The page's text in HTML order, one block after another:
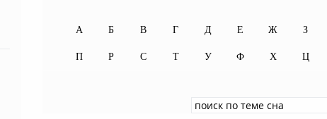
А Б В Г Д Е Ж
П Р С Т У Ф Х
З
Ц